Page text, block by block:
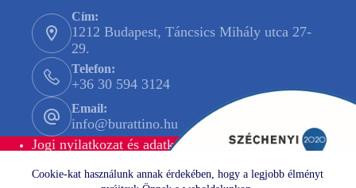
Cookie-kat használunk annak érdekében, hogy a legjobb élményt
Cím:
1212 Budapest, Táncsics Mihály utca 27-
29.
Telefon:
+36 30 594 3124
Email:
info@burattino.hu
Jogi nyilatkozat és adatkezelési tájékoztató